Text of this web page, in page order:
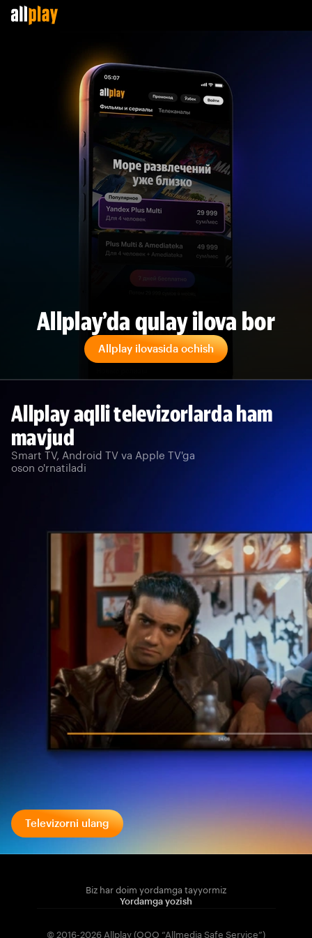
Allplay’da qulay ilova bor
Allplay ilovasida ochish
Allplay aqlli televizorlarda ham
mavjud
Smart TV, Android TV va Apple TV'ga
oson o'rnatiladi
Televizorni ulang
Biz har doim yordamga tayyormiz
Yordamga yozish
© 2016-2026 Allplay (OOO “Allmedia Safe Service”)